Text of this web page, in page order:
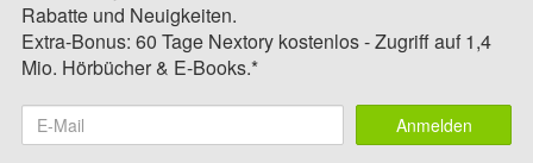
Rabatte und Neuigkeiten.
Extra-Bonus: 60 Tage Nextory kostenlos - Zugriff auf 1,4
Mio. Hörbücher & E-Books.*
Anmelden